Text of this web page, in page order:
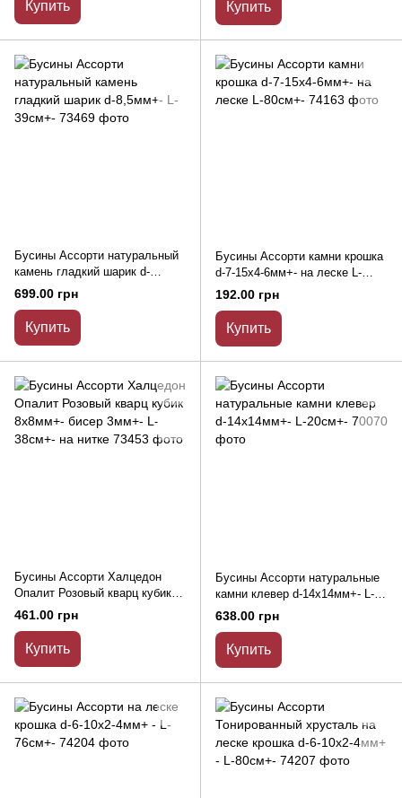
Купить Купить
Бусины Ассорти натуральный
камень гладкий шарик d-
8,5мм+- L-39см+-
699.00 грн
Купить
Бусины Ассорти камни крошка
d-7-15х4-6мм+- на леске L-
80см+-
192.00 грн
Купить
Бусины Ассорти Халцедон
Опалит Розовый кварц кубик
8х8мм+- бисер 3мм+- L-38см+-
461.00 грн
Купить
Бусины Ассорти натуральные
камни клевер d-14х14мм+- L-
20см+-
638.00 грн
Купить